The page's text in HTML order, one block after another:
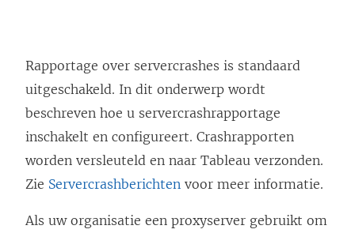
Rapportage over servercrashes is standaard
uitgeschakeld. In dit onderwerp wordt
beschreven hoe u servercrashrapportage
inschakelt en configureert. Crashrapporten
worden versleuteld en naar Tableau verzonden.
Zie Servercrashberichten voor meer informatie.
Als uw organisatie een proxyserver gebruikt om